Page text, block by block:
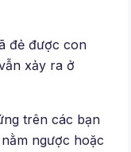
đẻ được con
xảy ra ở
trên các bạn
ngược hoặc